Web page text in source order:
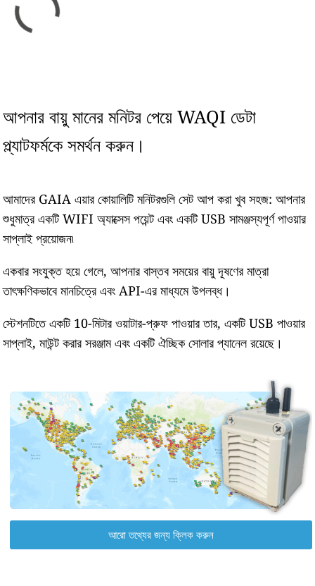
আপনার বায়ু মানের মনিটর পেয়ে WAQI ডেটা
প্ল্যাটফর্মকে সমর্থন করুন।
আমাদের GAIA এয়ার কোয়ালিটি মনিটরগুলি সেট আপ করা খুব সহজ: আপনার
শুধুমাত্র একটি WIFI অ্যাক্সেস পয়েন্ট এবং একটি USB সামঞ্জস্যপূর্ণ পাওয়ার
সাপ্লাই প্রয়োজন৷
একবার সংযুক্ত হয়ে গেলে, আপনার বাস্তব সময়ের বায়ু দূষণের মাত্রা
তাৎক্ষণিকভাবে মানচিত্রে এবং API-এর মাধ্যমে উপলব্ধ।
স্টেশনটিতে একটি 10-মিটার ওয়াটার-প্রুফ পাওয়ার তার, একটি USB পাওয়ার
সাপ্লাই, মাউন্ট করার সরঞ্জাম এবং একটি ঐচ্ছিক সোলার প্যানেল রয়েছে।
আরো তথ্যের জন্য ক্লিক করুন